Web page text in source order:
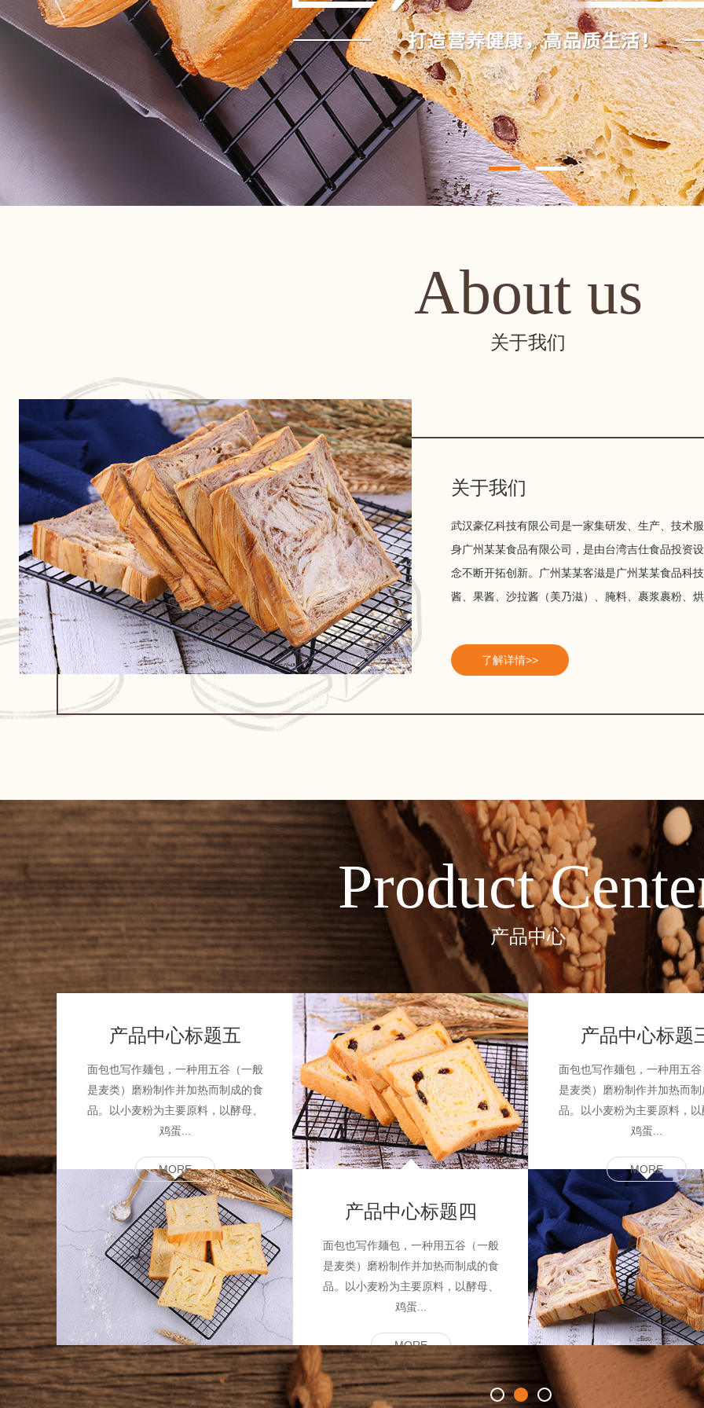
About us
关于我们
关于我们
武汉豪亿科技有限公司是一家集研发、生产、技术
身广州某某食品有限公司，是由台湾吉仕食品投资
念不断开拓创新。广州某某客滋是广州某某食品科
酱、果酱、沙拉酱（美乃滋）、腌料、裹浆裹粉、
了解详情>>
Product
产品中心
一般
的食
母、
产品中心标题五
面包也写作麺包，一种用五谷（一般
是麦类）磨粉制作并加热而制成的食
品。以小麦粉为主要原料，以酵母、
鸡蛋...
MORE
产品中心标题四
面包也写作麺包，一种用五谷（一般
是麦类）磨粉制作并加热而制成的食
品。以小麦粉为主要原料，以酵母、
鸡蛋...
MORE
产品中心标题
面包也写作麺包，一种用五谷
是麦类）磨粉制作并加热而制
品。以小麦粉为主要原料，以
鸡蛋...
MORE